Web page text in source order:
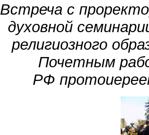
Встреча с
духовной
религиозного
Почетным
РФ